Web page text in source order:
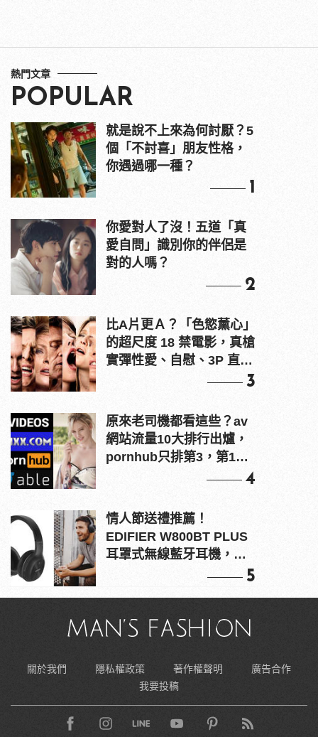
熱門文章
POPULAR
就是說不上來為何討厭？5
個「不討喜」朋友性格，
你遇過哪一種？
1
你愛對人了沒！五道「真
愛自問」識別你的伴侶是
對的人嗎？
2
比A片更Ａ？「色慾薰心」
的超尺度 18 禁電影，真槍
實彈性愛、自慰、3P 直接
3
原來老司機都看這些？av
網站流量10大排行出爐，
pornhub只排第3，第1名
4
情人節送禮推薦！
EDIFIER W800BT PLUS
耳罩式無線藍牙耳機，在
5
關於我們 隱私權政策 著作權聲明
廣告合作
我要投稿